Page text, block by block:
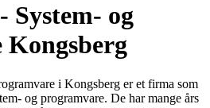
System- og
i Kongsberg er et firma som
og programvare. De har mange års